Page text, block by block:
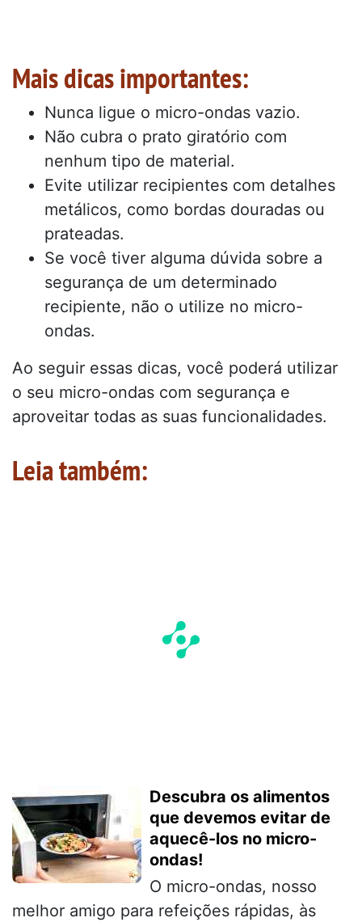
Mais dicas importantes:
Nunca ligue o micro-ondas vazio.
Não cubra o prato giratório com
nenhum tipo de material.
Evite utilizar recipientes com detalhes
metálicos, como bordas douradas ou
prateadas.
Se você tiver alguma dúvida sobre a
segurança de um determinado
recipiente, não o utilize no micro-
ondas.
Ao seguir essas dicas, você poderá utilizar
o seu micro-ondas com segurança e
aproveitar todas as suas funcionalidades.
Leia também:
Descubra os alimentos
que devemos evitar de
aquecê-los no micro-
ondas!
O micro-ondas, nosso
melhor amigo para refeições rápidas, às